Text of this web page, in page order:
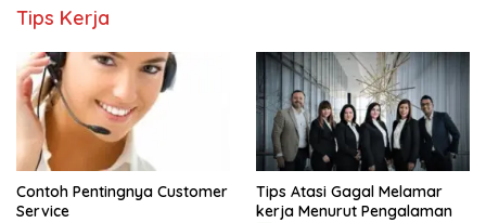
Tips Kerja
Contoh Pentingnya Customer
Service
Tips Atasi Gagal Melamar
kerja Menurut Pengalaman